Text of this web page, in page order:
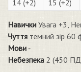
14 (+2)
15 (+2)
Навички Увага +3,
Чуття темний зір 60
Мови -
Небезпека 2 (450